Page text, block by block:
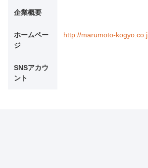
企業概要
ホームペー
ジ
http://marumoto-
SNSアカウ
ント